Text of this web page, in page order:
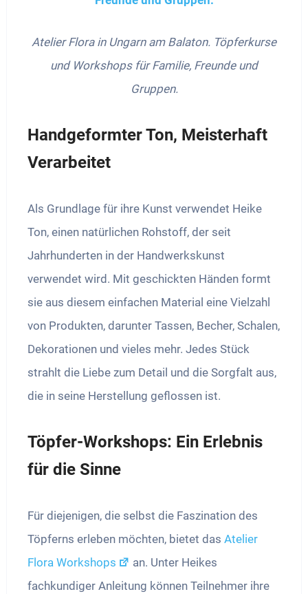
Atelier Flora in Ungarn am Balaton. Töpferkurse
und Workshops für Familie, Freunde und
Gruppen.
Handgeformter Ton, Meisterhaft
Verarbeitet
Als Grundlage für ihre Kunst verwendet Heike
Ton, einen natürlichen Rohstoff, der seit
Jahrhunderten in der Handwerkskunst
verwendet wird. Mit geschickten Händen formt
sie aus diesem einfachen Material eine Vielzahl
von Produkten, darunter Tassen, Becher, Schalen,
Dekorationen und vieles mehr. Jedes Stück
strahlt die Liebe zum Detail und die Sorgfalt aus,
die in seine Herstellung geflossen ist.
Töpfer-Workshops: Ein Erlebnis
für die Sinne
Für diejenigen, die selbst die Faszination des
Töpferns erleben möchten, bietet das Atelier
Flora Workshops
an. Unter Heikes
fachkundiger Anleitung können Teilnehmer ihre